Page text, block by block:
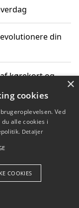
din
kørekort og
en køreskole i
Aps
×
cookies
Ved
alle cookies i
Detaljer
COOKIES